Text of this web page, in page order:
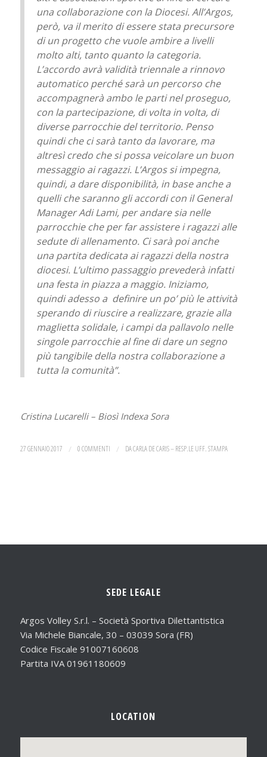
una collaborazione con la Diocesi. All’Argos,
però, va il merito di essere stata precursore
di un progetto che vuole ambire a livelli
molto alti, tanto quanto la categoria.
L’accordo avrà validità triennale a rinnovo
automatico perché sarà un percorso che
accompagnerà ambo le parti nel proseguo,
con la partecipazione, di volta in volta, di
diverse parrocchie del territorio. Penso
quindi che ci sarà tanto da lavorare, ma
altresì credo che si possa veicolare un buon
messaggio ai ragazzi. L’Argos si impegna,
quindi, a dare disponibilità, in base anche a
quelli che saranno gli accordi con il General
Manager Adi Lami, per andare sia nelle
parrocchie che per far assistere i ragazzi alle
sedute di allenamento. Ci sarà poi anche
una partita dedicata ai ragazzi della nostra
diocesi. L’ultimo passaggio prevederà infatti
una festa in piazza a maggio. Iniziamo,
quindi adesso a definire un po’ più le attività
sperando di riuscire a realizzare, grazie alla
maglietta solidale, i campi da pallavolo nelle
singole parrocchie al fine di dare un segno
più tangibile della nostra collaborazione a
tutta la comunità”.
Cristina Lucarelli – Biosì Indexa Sora
27 GENNAIO 2017 / 0 COMMENTI / DACARLA DE CARIS – RESP.LE UFF. STAMPA
SEDE LEGALE
Argos Volley S.r.l. – Società Sportiva Dilettantistica
Via Michele Biancale, 30 – 03039 Sora (FR)
Codice Fiscale 91007160608
Partita IVA 01961180609
LOCATION